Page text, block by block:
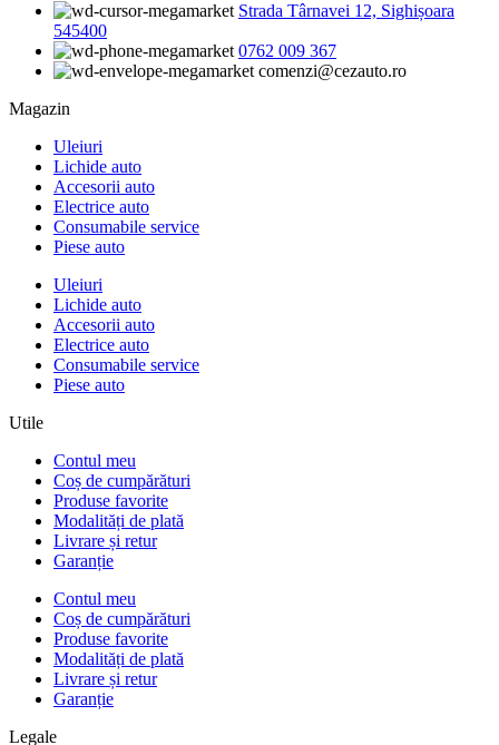
Strada Târnavei 12, Sighișoara
545400
0762 009 367
comenzi@cezauto.ro
Magazin
Uleiuri
Lichide auto
Accesorii auto
Electrice auto
Consumabile service
Piese auto
Uleiuri
Lichide auto
Accesorii auto
Electrice auto
Consumabile service
Piese auto
Utile
Contul meu
Coș de cumpărături
Produse favorite
Modalități de plată
Livrare și retur
Garanție
Contul meu
Coș de cumpărături
Produse favorite
Modalități de plată
Livrare și retur
Garanție
Legale